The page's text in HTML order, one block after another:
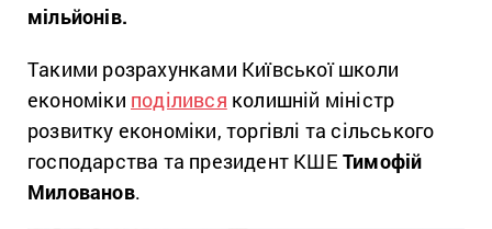
мільйонів.
Такими розрахунками Київської школи
економіки поділився колишній міністр
розвитку економіки, торгівлі та сільського
господарства та президент КШЕ Тимофій
Милованов.